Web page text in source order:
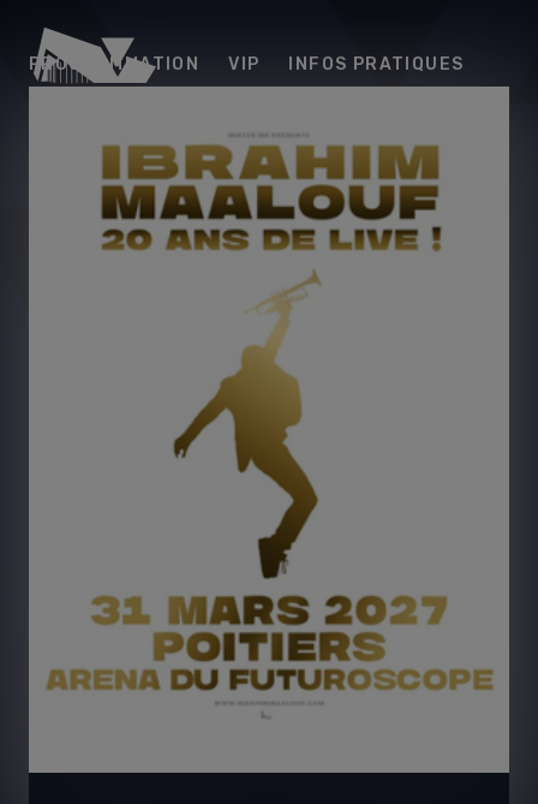
Arena
Futuroscope
PROGRAMMATION VIP INFOS PRATIQUES